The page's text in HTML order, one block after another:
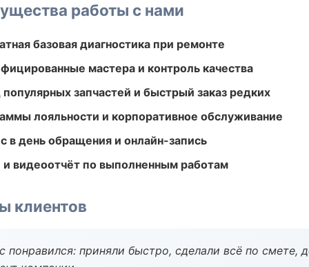
работы с нами
базовая диагностика при ремонте
мастера и контроль качества
запчастей и быстрый заказ редких
лояльности и корпоративное обслуживание
в день обращения и онлайн-запись
видеоотчёт по выполненным работам
клиентов
понравился: приняли быстро, сделали всё по смете,